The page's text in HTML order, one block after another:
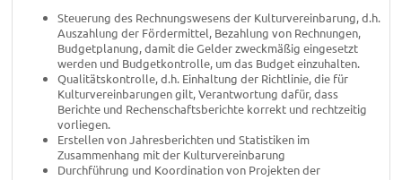
Steuerung des Rechnungswesens der Kulturvereinbarung, d.h.
Auszahlung der Fördermittel, Bezahlung von Rechnungen,
Budgetplanung, damit die Gelder zweckmäßig eingesetzt
werden und Budgetkontrolle, um das Budget einzuhalten.
Qualitätskontrolle, d.h. Einhaltung der Richtlinie, die für
Kulturvereinbarungen gilt, Verantwortung dafür, dass
Berichte und Rechenschaftsberichte korrekt und rechtzeitig
vorliegen.
Erstellen von Jahresberichten und Statistiken im
Zusammenhang mit der Kulturvereinbarung
Durchführung und Koordination von Projekten der